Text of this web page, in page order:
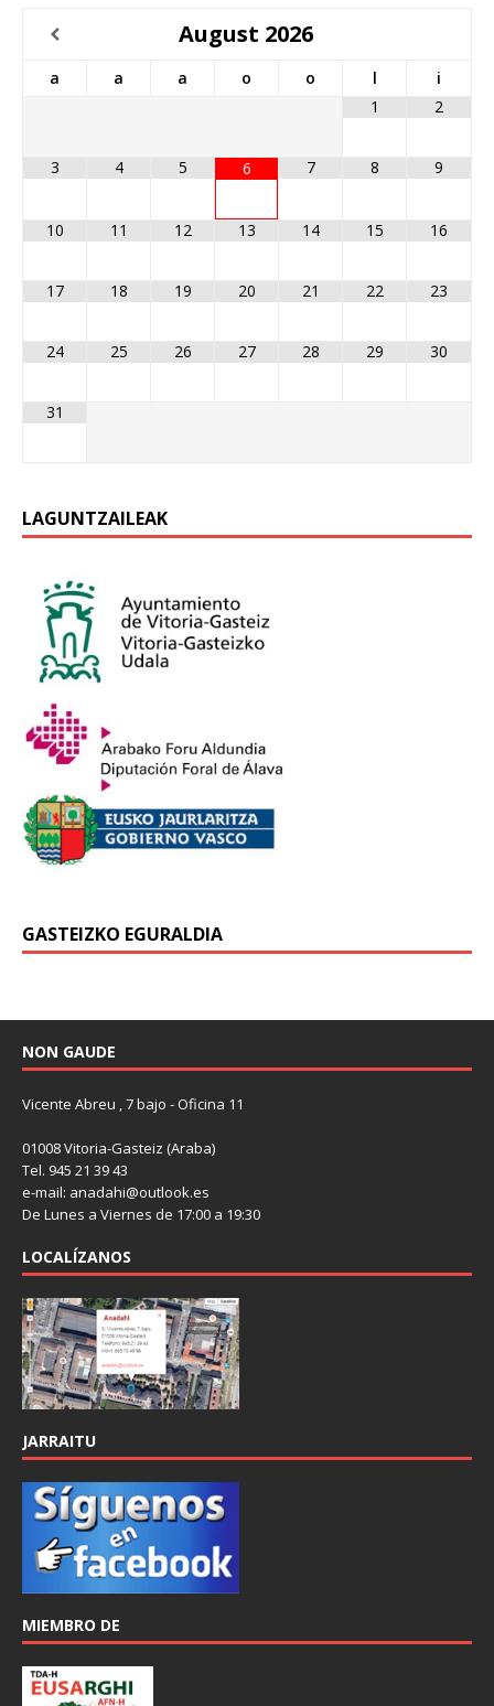
August 2026
a a a o o l
i
1
2
3 4 5 6 7 8 9
10 11 12 13 14 15 16
17 18 19 20 21 22 23
24 25 26 27 28 29 30
31
LAGUNTZAILEAK
GASTEIZKO EGURALDIA
NON GAUDE
Vicente Abreu , 7 bajo - Oficina 11
01008 Vitoria-Gasteiz (Araba)
Tel. 945 21 39 43
e-mail: anadahi@outlook.es
De Lunes a Viernes de 17:00 a 19:30
LOCALÍZANOS
JARRAITU
MIEMBRO DE